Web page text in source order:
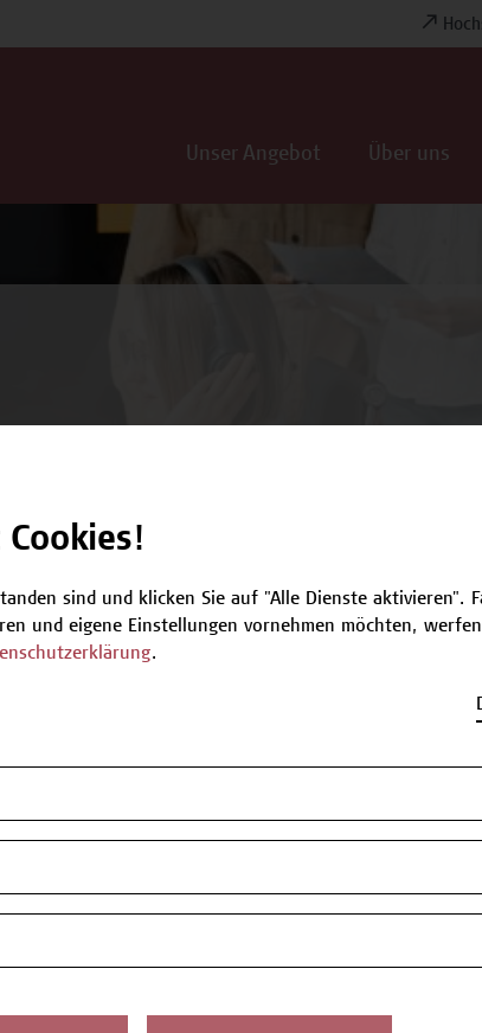
Unser Angebot Über uns
Beschreibung
Termine und
sind und klicken Sie auf "Alle Dienste aktivieren".
und eigene Einstellungen vornehmen möchten,
.